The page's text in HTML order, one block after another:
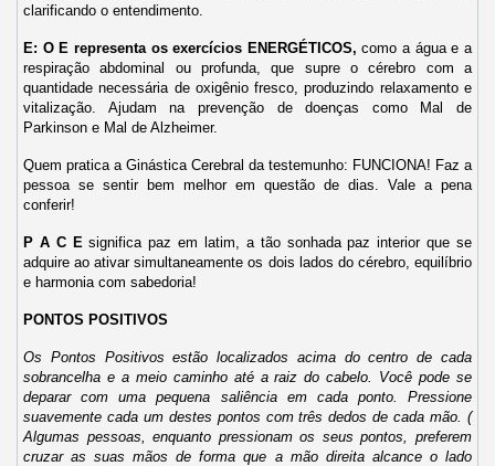
clarificando o entendimento.
E: O E representa os exercícios ENERGÉTICOS, como a água e a
respiração abdominal ou profunda, que supre o cérebro com a
quantidade necessária de oxigênio fresco, produzindo relaxamento e
vitalização. Ajudam na prevenção de doenças como Mal de
Parkinson e Mal de Alzheimer.
Quem pratica a Ginástica Cerebral da testemunho: FUNCIONA! Faz a
pessoa se sentir bem melhor em questão de dias. Vale a pena
conferir!
P A C E significa paz em latim, a tão sonhada paz interior que se
adquire ao ativar simultaneamente os dois lados do cérebro, equilíbrio
e harmonia com sabedoria!
PONTOS POSITIVOS
Os Pontos Positivos estão localizados acima do centro de cada
sobrancelha e a meio caminho até a raiz do cabelo. Você pode se
deparar com uma pequena saliência em cada ponto. Pressione
suavemente cada um destes pontos com três dedos de cada mão. (
Algumas pessoas, enquanto pressionam os seus pontos, preferem
cruzar as suas mãos de forma que a mão direita alcance o lado